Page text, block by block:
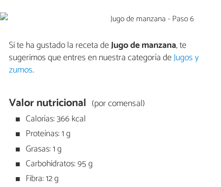
Si te ha gustado la receta deJugo de manzana, te
sugerimos que entres en nuestra categoría deJugos y
zumos.
Valor nutricional (por comensal)
Calorías: 366 kcal
Proteínas: 1 g
Grasas: 1 g
Carbohidratos: 95 g
Fibra: 12 g